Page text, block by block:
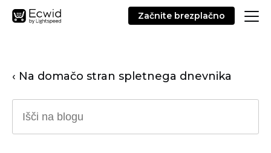
Začnite brezplačno
‹ Na domačo stran spletnega dnevnika